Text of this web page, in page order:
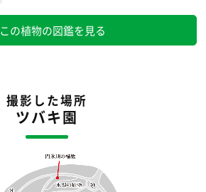
この植物の図鑑を見る
撮影した場所
ツバキ園